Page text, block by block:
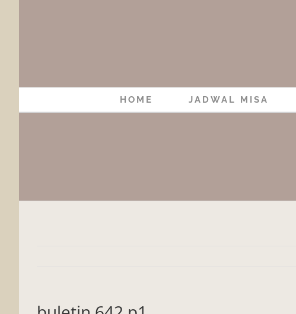
HOME JADWAL MISA